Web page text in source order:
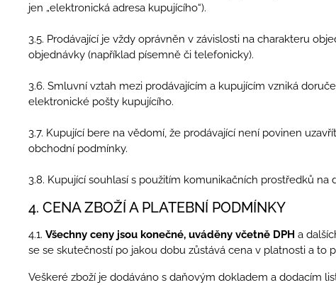
jen „elektronická adresa kupujícího“).
3.5. Prodávající je vždy oprávněn v závislosti na charakteru
objednávky (například písemně či telefonicky).
3.6. Smluvní vztah mezi prodávajícím a kupujícím vzniká
elektronické pošty kupujícího.
3.7. Kupující bere na vědomí, že prodávající není povinen
obchodní podmínky.
3.8. Kupující souhlasí s použitím komunikačních prostředků na
4. CENA ZBOŽÍ A PLATEBNÍ PODMÍNKY
4.1. Všechny ceny jsou konečné, uváděny včetně DPH a
se se skutečností po jakou dobu zůstává cena v platnosti a
Veškeré zboží je dodáváno s daňovým dokladem a dodacím